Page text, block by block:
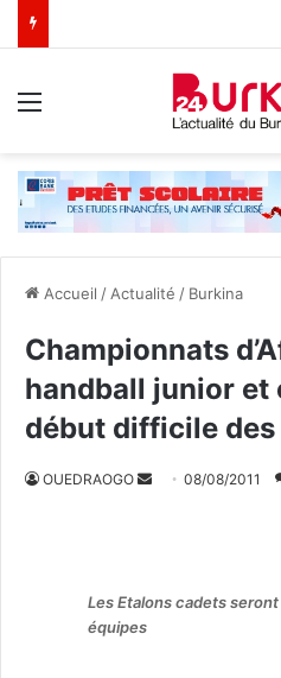
Accueil / Actualité / Burkina
Championnats
handball junior et
début difficile
OUEDRAOGO 08/08/2011
Les Etalons cadets
équipes